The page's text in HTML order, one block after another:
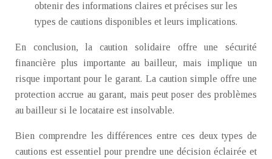
obtenir des informations claires et précises sur les
types de cautions disponibles et leurs implications.
En conclusion, la caution solidaire offre une sécurité
financière plus importante au bailleur, mais implique un
risque important pour le garant. La caution simple offre une
protection accrue au garant, mais peut poser des problèmes
au bailleur si le locataire est insolvable.
Bien comprendre les différences entre ces deux types de
cautions est essentiel pour prendre une décision éclairée et